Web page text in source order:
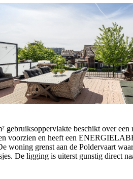
gebruiksoppervlakte beschikt over
voorzien en heeft een
woning grenst aan de Poldervaart
De ligging is uiterst gunstig direct